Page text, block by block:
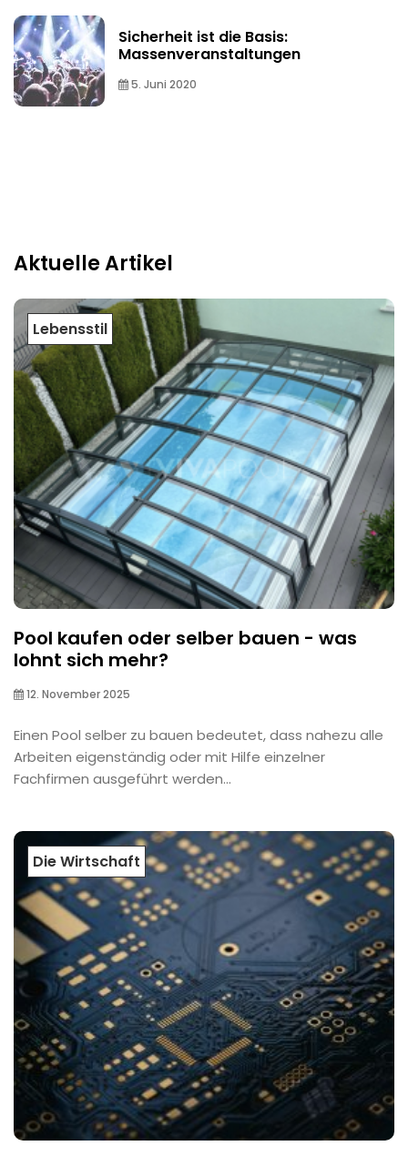
Sicherheit ist die Basis:
Massenveranstaltungen
5. Juni 2020
Aktuelle Artikel
Lebensstil
Pool kaufen oder selber bauen - was
lohnt sich mehr?
12. November 2025
Einen Pool selber zu bauen bedeutet, dass nahezu alle
Arbeiten eigenständig oder mit Hilfe einzelner
Fachfirmen ausgeführt werden...
Die Wirtschaft